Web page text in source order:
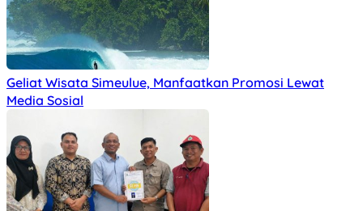
Geliat Wisata Simeulue, Manfaatkan Promosi Lewat
Media Sosial